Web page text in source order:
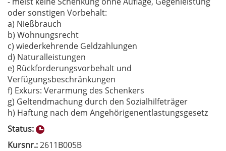
oder sonstigen Vorbehalt:
a) Nießbrauch
b) Wohnungsrecht
c) wiederkehrende Geldzahlungen
d) Naturalleistungen
e) Rückforderungsvorbehalt und
Verfügungsbeschränkungen
f) Exkurs: Verarmung des Schenkers
g) Geltendmachung durch den Sozialhilfeträger
h) Haftung nach dem Angehörigenentlastungsgesetz
Status:
Kursnr.:2611B005B